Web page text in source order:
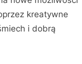
kreatywne
i dobrą